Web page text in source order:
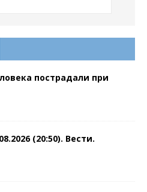
пострадали при
(20:50). Вести.